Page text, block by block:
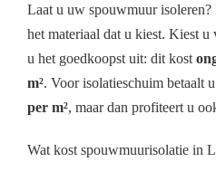
Laat u uw spouwmuur
het materiaal dat u kiest. Kiest
u het goedkoopst uit: dit kost
m². Voor isolatieschuim betaalt
per m², maar dan profiteert u
Wat kost spouwmuurisolatie in